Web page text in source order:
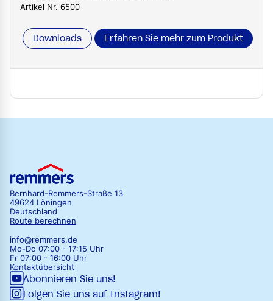
Artikel Nr. 6500
Downloads Erfahren Sie mehr zum Produkt
Bernhard-Remmers-Straße 13
49624 Löningen
Deutschland
Route berechnen
info@remmers.de
Mo-Do 07:00 - 17:15 Uhr
Fr 07:00 - 16:00 Uhr
Kontaktübersicht
Abonnieren Sie uns!
Folgen Sie uns auf Instagram!